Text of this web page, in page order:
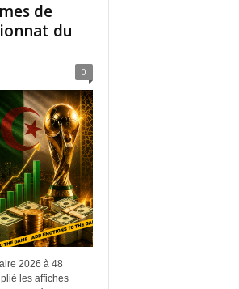
de
du
0
2026 à 48
les affiches